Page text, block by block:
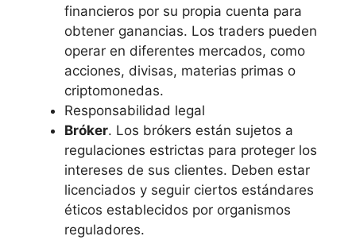
financieros por su propia cuenta para
obtener ganancias. Los traders pueden
operar en diferentes mercados, como
acciones, divisas, materias primas o
criptomonedas.
Responsabilidad legal
Bróker. Los brókers están sujetos a
regulaciones estrictas para proteger los
intereses de sus clientes. Deben estar
licenciados y seguir ciertos estándares
éticos establecidos por organismos
reguladores.